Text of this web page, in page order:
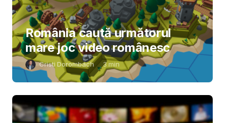
România caută următorul
mare joc video românesc
Cristi Dorombach 3min